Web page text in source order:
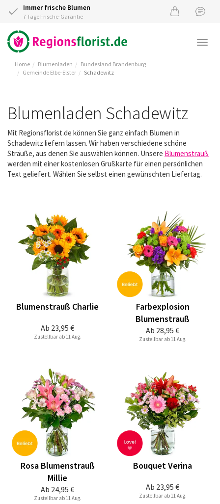
Immer frische Blumen
7 Tage Frische-Garantie
Home Blumenladen
Bundesland Brandenburg
Gemeinde Elbe-Elster
Schadewitz
Blumenladen Schadewitz
Mit Regionsflorist.de können Sie ganz einfach Blumen in
Schadewitz liefern lassen. Wir haben verschiedene schöne
Sträuße, aus denen Sie auswählen können. Unsere Blumenstrauß
werden mit einer kostenlosen Grußkarte für einen persönlichen
Text geliefert. Wählen Sie selbst einen gewünschten Liefertag.
Ab 23,95 €
Blumenstrauß Charlie
Zustellbar ab 11 Aug.
Ab 28,95 €
Farbexplosion
Blumenstrauß
Zustellbar ab 11 Aug.
Ab 24,95 €
Rosa Blumenstrauß
Millie
Zustellbar ab 11 Aug.
Ab 23,95 €
Bouquet Verina
Zustellbar ab 11 Aug.